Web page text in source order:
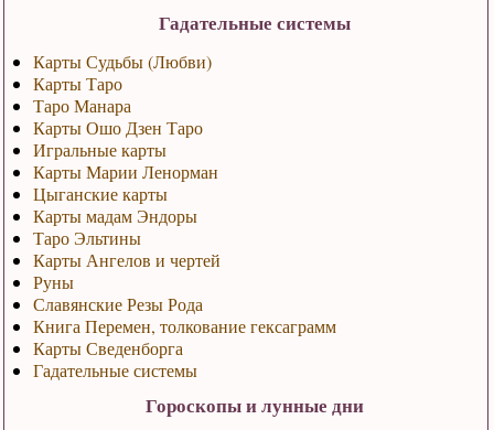
Гадательные системы
Карты Судьбы (Любви)
Карты Таро
Таро Манара
Карты Ошо Дзен Таро
Игральные карты
Карты Марии Ленорман
Цыганские карты
Карты мадам Эндоры
Таро Эльтины
Карты Ангелов и чертей
Руны
Славянские Резы Рода
Книга Перемен, толкование гексаграмм
Карты Сведенборга
Гадательные системы
Гороскопы и лунные дни